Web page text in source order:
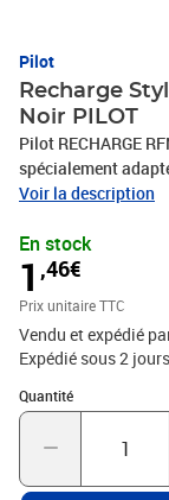
Pilot
Recharge
Noir PILOT
Pilot RECHARGE
spécialement
Remplace RFJ-GP
Voir la description
En stock
1 ,46€
Prix unitaire TTC
Vendu et expédié
Expédié sous 2
Quantité
Quantité : 1